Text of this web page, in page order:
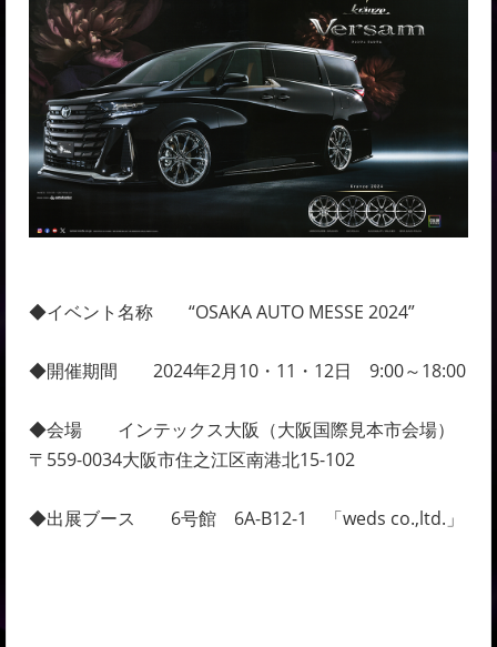
◆イベント名称 “OSAKA AUTO MESSE 2024”
◆開催期間 2024年2月10・11・12日 9:00～18:00
◆会場 インテックス大阪（大阪国際見本市会場）
〒559-0034大阪市住之江区南港北15-102
◆出展ブース 6号館 6A-B12-1 「weds co.,ltd.」